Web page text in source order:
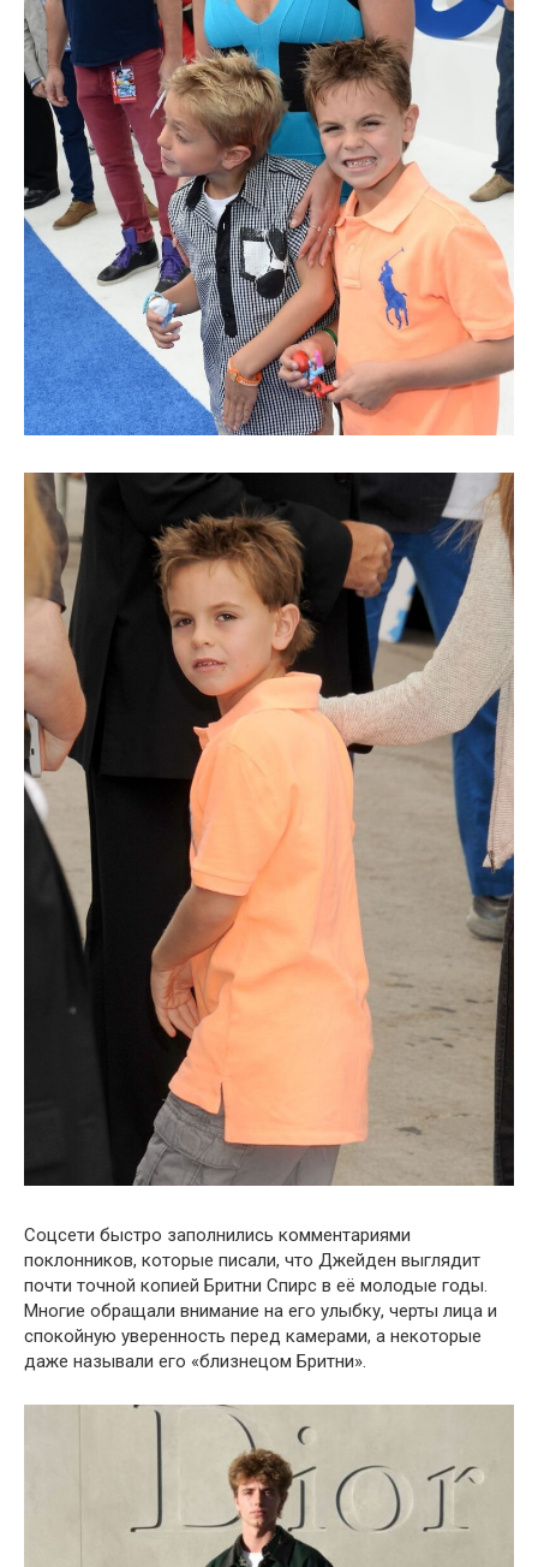
Соцсети быстро заполнились комментариями
поклонников, которые писали, что Джейден выглядит
почти точной копией Бритни Спирс в её молодые годы.
Многие обращали внимание на его улыбку, черты лица и
спокойную уверенность перед камерами, а некоторые
даже называли его «близнецом Бритни».